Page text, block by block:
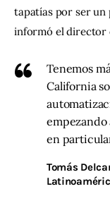
tapatías por ser un
informó el director
Tenemos
California
en
Tomás